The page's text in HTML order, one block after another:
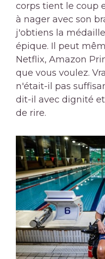
corps tient le coup
à nager avec son
j'obtiens la
épique. Il peut
Netflix, Amazon
que vous voulez.
n'était-il pas
dit-il avec dignité
de rire.